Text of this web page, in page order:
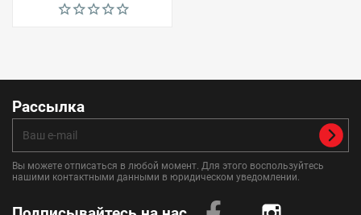
Рассылка
Вы можете отписаться в любой момент. Для этого воспользуйтесь
нашими контактными данными в юридическом уведомлении.